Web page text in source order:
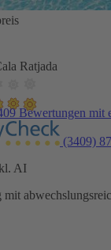
Ratjada
Bewertungen mit
(3409)
AI